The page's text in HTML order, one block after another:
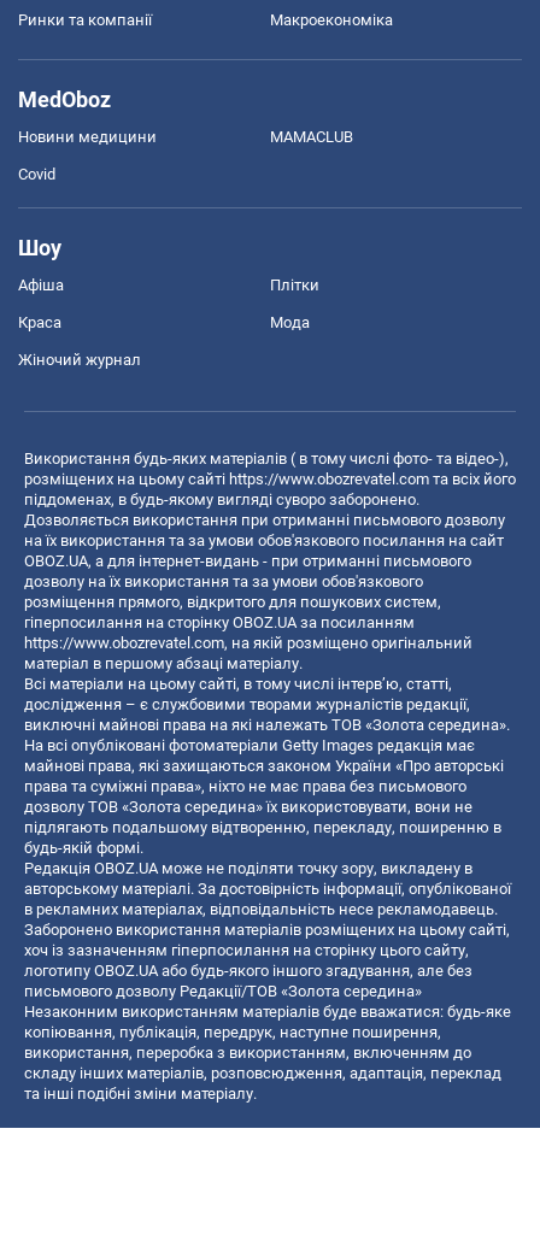
Ринки та компанії Макроекономіка
MedOboz
Новини медицини MAMACLUB
Covid
Шоу
Афіша Плітки
Краса Мода
Жіночий журнал
Використання будь-яких матеріалів ( в тому числі фото- та відео-),
розміщених на цьому сайті https://www.obozrevatel.com та всіх його
піддоменах, в будь-якому вигляді суворо заборонено.
Дозволяється використання при отриманні письмового дозволу
на їх використання та за умови обов'язкового посилання на сайт
OBOZ.UA, а для інтернет-видань - при отриманні письмового
дозволу на їх використання та за умови обов'язкового
розміщення прямого, відкритого для пошукових систем,
гіперпосилання на сторінку OBOZ.UA за посиланням
https://www.obozrevatel.com, на якій розміщено оригінальний
матеріал в першому абзаці матеріалу.
Всі матеріали на цьому сайті, в тому числі інтерв’ю, статті,
дослідження – є службовими творами журналістів редакції,
виключні майнові права на які належать ТОВ «Золота середина».
На всі опубліковані фотоматеріали Getty Images редакція має
майнові права, які захищаються законом України «Про авторські
права та суміжні права», ніхто не має права без письмового
дозволу ТОВ «Золота середина» їх використовувати, вони не
підлягають подальшому відтворенню, перекладу, поширенню в
будь-якій формі.
Редакція OBOZ.UA може не поділяти точку зору, викладену в
авторському матеріалі. За достовірність інформації, опублікованої
в рекламних матеріалах, відповідальність несе рекламодавець.
Заборонено використання матеріалів розміщених на цьому сайті,
хоч із зазначенням гіперпосилання на сторінку цього сайту,
логотипу OBOZ.UA або будь-якого іншого згадування, але без
письмового дозволу Редакції/ТОВ «Золота середина»
Незаконним використанням матеріалів буде вважатися: будь-яке
копiювання, публiкацiя, передрук, наступне поширення,
використання, переробка з використанням, включенням до
складу інших матеріалів, розповсюдження, адаптація, переклад
та інші подібні зміни матеріалу.